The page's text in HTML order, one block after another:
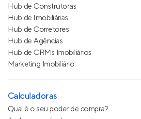
Hub de Construtoras
Hub de Imobiliárias
Hub de Corretores
Hub de Agências
Hub de CRMs Imobiliários
Marketing Imobiliário
Calculadoras
Qual é o seu poder de compra?